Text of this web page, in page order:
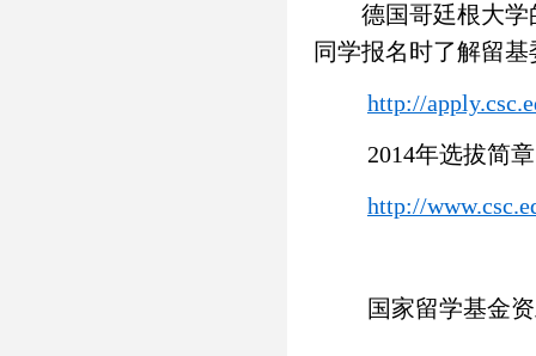
德国哥廷根大学的
同学报名时了解留
http://
2014年选拔简章
http://
国家留学基金资